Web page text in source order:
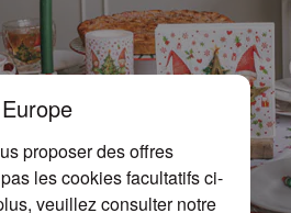
proposer des offres
les cookies facultatifs ci-
veuillez consulter notre